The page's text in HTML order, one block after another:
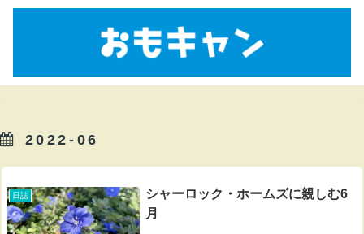
2022-06
日誌
シャーロック・ホームズに親しむ6
月